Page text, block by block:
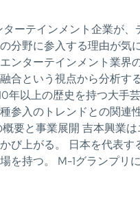
ターテインメント企業が
分野に参入する理由が気
ンターテインメント業
合という視点から分析
年以上の歴史を持つ大
参入のトレンドとの関
要と事業展開 吉本興業
び上がる。 日本を代表
を持つ。 M-1グランプリ